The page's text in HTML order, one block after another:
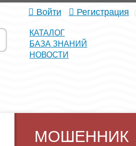
КАТАЛОГ
БАЗА ЗНАНИЙ
НОВОСТИ
Войти Регистрация
МОШЕННИК